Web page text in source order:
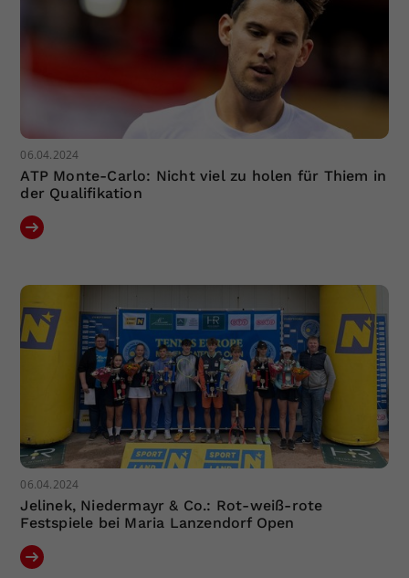
06.04.2024
ATP Monte-Carlo: Nicht viel zu holen für Thiem in
der Qualifikation
06.04.2024
Jelinek, Niedermayr & Co.: Rot-weiß-rote
Festspiele bei Maria Lanzendorf Open